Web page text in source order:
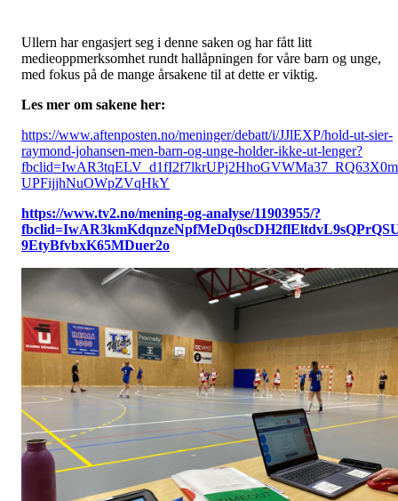
Ullern har engasjert seg i denne saken og har fått litt
medieoppmerksomhet rundt hallåpningen for våre barn og unge,
med fokus på de mange årsakene til at dette er viktig.
Les mer om sakene her:
https://www.aftenposten.no/meninger/debatt/i/JJlEXP/hold-ut-sier-
raymond-johansen-men-barn-og-unge-holder-ikke-ut-lenger?
fbclid=IwAR3tqELV_d1fI2f7lkrUPj2HhoGVWMa37_RQ63X0m
UPFijjhNuOWpZVqHkY
https://www.tv2.no/mening-og-analyse/11903955/?
9EtyBfvbxK65MDuer2o